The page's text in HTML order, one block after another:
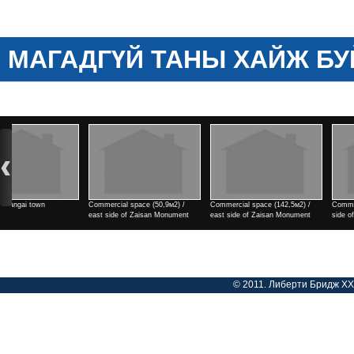
МАГАДГҮЙ ТАНЫ ХАЙЖ
Commercial space (142,5м2) /
east side of Zaisan Monument
Commercial space (182м2) / east
side of Zaisan Monument
2 rooms / north side of
cinema
© 2011. Либерти Бридж